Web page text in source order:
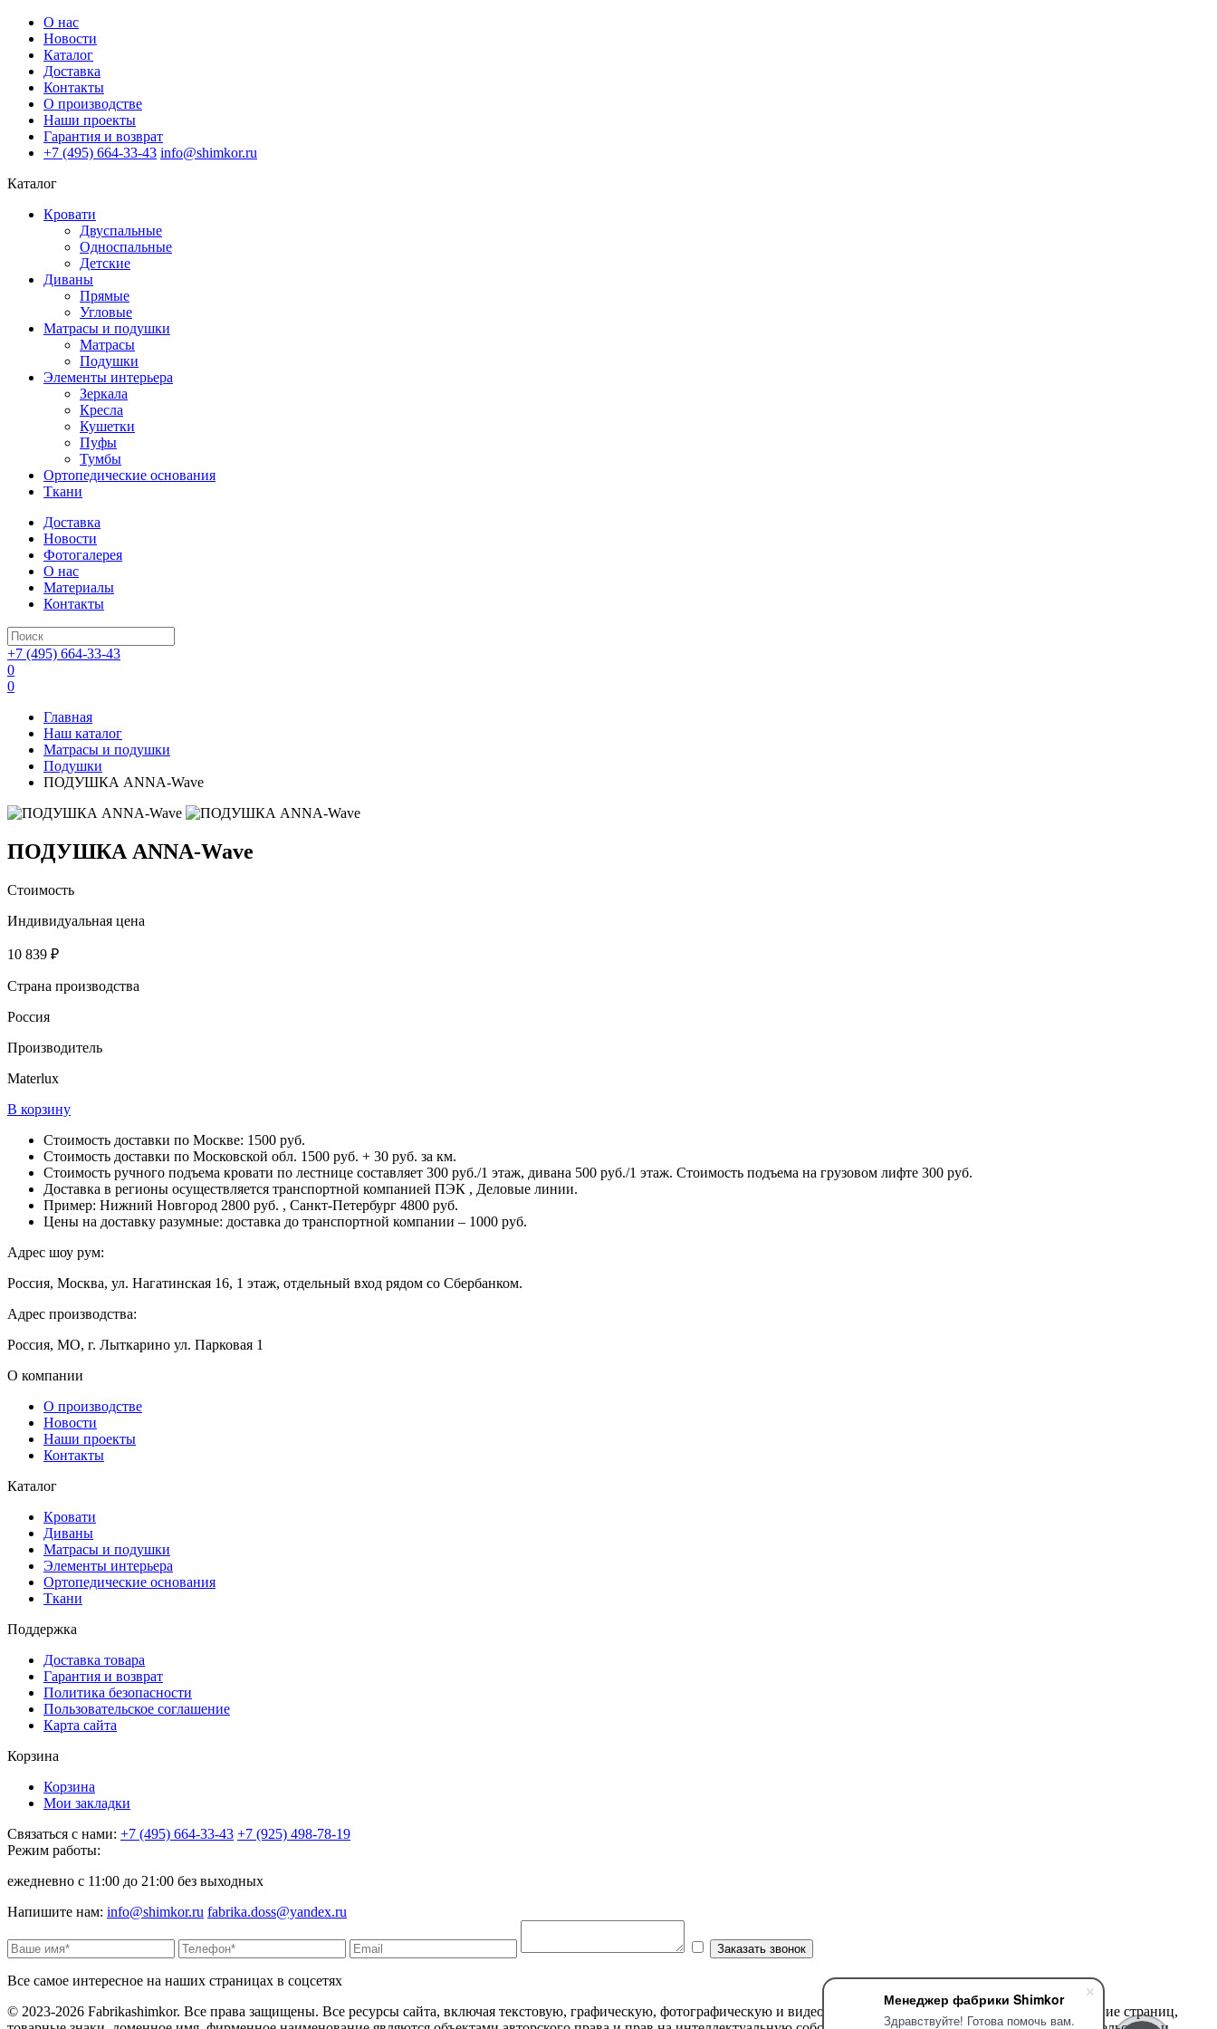
Менеджер фабрики Shimkor
Здравствуйте! Готова помочь вам.
О нас
Новости
Каталог
Доставка
Контакты
О производстве
Наши проекты
Гарантия и возврат
+7 (495) 664-33-43 info@shimkor.ru
Каталог
Кровати
Двуспальные
Односпальные
Детские
Диваны
Прямые
Угловые
Матрасы и подушки
Матрасы
Подушки
Элементы интерьера
Зеркала
Кресла
Кушетки
Пуфы
Тумбы
Ортопедические основания
Ткани
Доставка
Новости
Фотогалерея
О нас
Материалы
Контакты
+7 (495) 664-33-43
0
0
Главная
Наш каталог
Матрасы и подушки
Подушки
ПОДУШКА ANNA-Wave
ПОДУШКА ANNA-Wave
Стоимость
Индивидуальная цена
10 839 ₽
Страна производства
Россия
Производитель
Materlux
В корзину
Стоимость доставки по Москве: 1500 руб.
Стоимость доставки по Московской обл. 1500 руб. + 30 руб. за км.
Стоимость ручного подъема кровати по лестнице составляет 300 руб./1 этаж, дивана 500 руб./1 этаж. Стоимость подъема на грузовом лифте 300 руб.
Доставка в регионы осуществляется транспортной компанией ПЭК , Деловые линии.
Пример: Нижний Новгород 2800 руб. , Санкт-Петербург 4800 руб.
Цены на доставку разумные: доставка до транспортной компании – 1000 руб.
Адрес шоу рум:
Россия, Москва, ул. Нагатинская 16, 1 этаж, отдельный вход рядом со Сбербанком.
Адрес производства:
Россия, МО, г. Лыткарино ул. Парковая 1
О компании
О производстве
Новости
Наши проекты
Контакты
Каталог
Кровати
Диваны
Матрасы и подушки
Элементы интерьера
Ортопедические основания
Ткани
Поддержка
Доставка товара
Гарантия и возврат
Политика безопасности
Пользовательское соглашение
Карта сайта
Корзина
Корзина
Мои закладки
Связаться с нами: +7 (495) 664-33-43 +7 (925) 498-78-19
Режим работы:
ежедневно с 11:00 до 21:00 без выходных
Напишите нам: info@shimkor.ru fabrika.doss@yandex.ru
Все самое интересное на наших страницах в соцсетях
© 2023-2026 Fabrikashimkor. Все права защищены. Все ресурсы сайта, включая текстовую, графическую, фотографическую и видео информацию, структуру, дизайн и оформление страниц,